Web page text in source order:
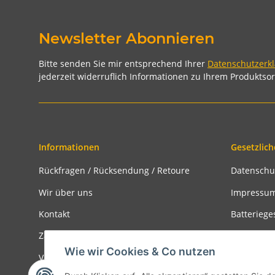
Newsletter Abonnieren
Bitte senden Sie mir entsprechend Ihrer
jederzeit widerruflich Informationen zu Ihrem
Informationen
Rückfragen / Rücksendung / Retoure
Wir über uns
Kontakt
Zahlungsmöglichkeiten
Versandinformationen
Wie wir Cookies & Co nutzen